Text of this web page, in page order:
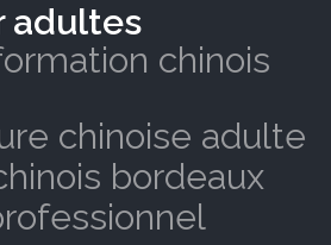
adultes
chinois
chinoise adulte
bordeaux